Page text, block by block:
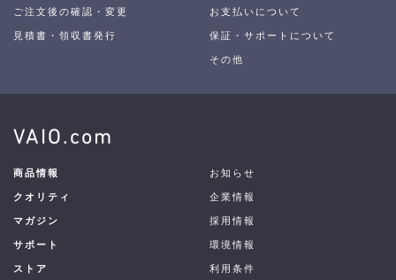
ご注文後の確認・変更
見積書・領収書発行
お支払いについて
保証・サポートについて
その他
VAIO.com
商品情報
クオリティ
マガジン
サポート
ストア
お知らせ
企業情報
採用情報
環境情報
利用条件